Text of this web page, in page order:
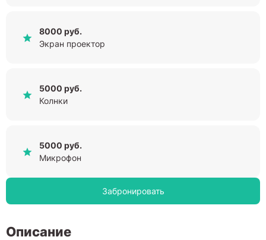
8000 руб.
Экран проектор
5000 руб.
Колнки
5000 руб.
Микрофон
Забронировать
Описание